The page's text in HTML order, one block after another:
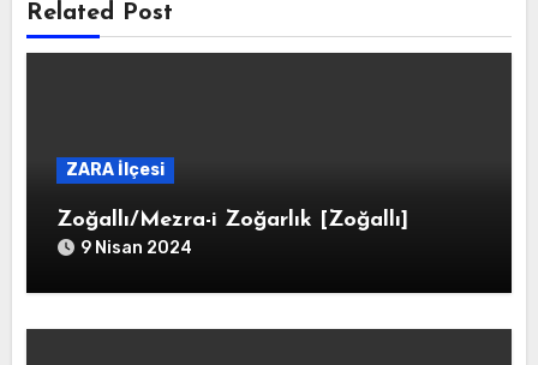
Related Post
ZARA İlçesi
Zoğallı/Mezra-i Zoğarlık [Zoğallı]
9 Nisan 2024